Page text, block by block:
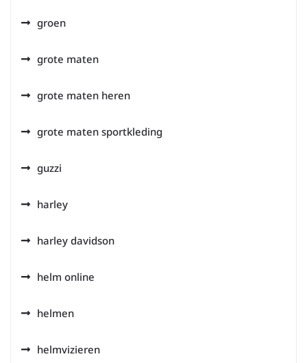
groen
grote maten
grote maten heren
grote maten sportkleding
guzzi
harley
harley davidson
helm online
helmen
helmvizieren